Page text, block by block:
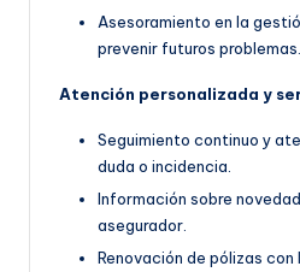
Asesoramiento en la
prevenir futuros problemas.
Atención personalizada y
Seguimiento continuo y
duda o incidencia.
Información sobre
asegurador.
Renovación de pólizas